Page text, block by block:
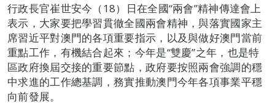
行政長官崔世安今（18）日在全國“兩會”精神傳達會上
表示，大家要把學習貫徹全國兩會精神，與落實國家主
席習近平對澳門的各項重要指示，以及與做好澳門當前
重點工作，有機結合起來；今年是“雙慶”之年，也是特
區政府換屆交接的重要節點，政府要按照兩會強調的穩
中求進的工作總基調，務實推動澳門今年各項事業平穩
向前發展。